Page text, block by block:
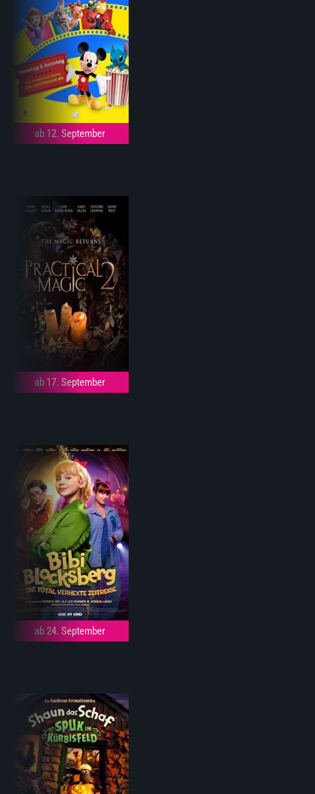
ab 12. September
ab 17. September
ab 24. September